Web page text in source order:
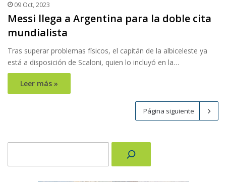
09 Oct, 2023
Messi llega a Argentina para la doble cita
mundialista
Tras superar problemas físicos, el capitán de la albiceleste ya
está a disposición de Scaloni, quien lo incluyó en la…
Leer más »
Página siguiente